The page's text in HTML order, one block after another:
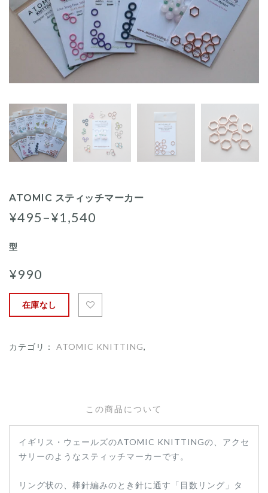
ATOMIC スティッチマーカー
¥495–¥1,540
型
¥990
在庫なし
カテゴリ： ATOMIC KNITTING,
この商品について
イギリス・ウェールズのATOMIC KNITTINGの、アクセ
サリーのようなスティッチマーカーです。
リング状の、棒針編みのとき針に通す「目数リング」タ